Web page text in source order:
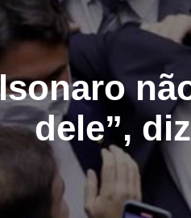
dele”,